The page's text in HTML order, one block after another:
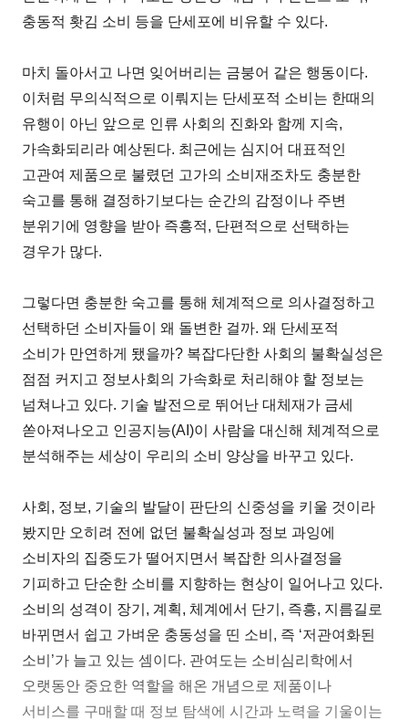
충동적 홧김 소비 등을 단세포에 비유할 수 있다.
마치 돌아서고 나면 잊어버리는 금붕어 같은 행동이다.
이처럼 무의식적으로 이뤄지는 단세포적 소비는 한때의
유행이 아닌 앞으로 인류 사회의 진화와 함께 지속,
가속화되리라 예상된다. 최근에는 심지어 대표적인
고관여 제품으로 불렸던 고가의 소비재조차도 충분한
숙고를 통해 결정하기보다는 순간의 감정이나 주변
분위기에 영향을 받아 즉흥적, 단편적으로 선택하는
경우가 많다.
그렇다면 충분한 숙고를 통해 체계적으로 의사결정하고
선택하던 소비자들이 왜 돌변한 걸까. 왜 단세포적
소비가 만연하게 됐을까? 복잡다단한 사회의 불확실성은
점점 커지고 정보사회의 가속화로 처리해야 할 정보는
넘쳐나고 있다. 기술 발전으로 뛰어난 대체재가 금세
쏟아져나오고 인공지능(AI)이 사람을 대신해 체계적으로
분석해주는 세상이 우리의 소비 양상을 바꾸고 있다.
사회, 정보, 기술의 발달이 판단의 신중성을 키울 것이라
봤지만 오히려 전에 없던 불확실성과 정보 과잉에
소비자의 집중도가 떨어지면서 복잡한 의사결정을
기피하고 단순한 소비를 지향하는 현상이 일어나고 있다.
소비의 성격이 장기, 계획, 체계에서 단기, 즉흥, 지름길로
바뀌면서 쉽고 가벼운 충동성을 띤 소비, 즉 ‘저관여화된
소비’가 늘고 있는 셈이다. 관여도는 소비심리학에서
오랫동안 중요한 역할을 해온 개념으로 제품이나
서비스를 구매할 때 정보 탐색에 시간과 노력을 기울이는